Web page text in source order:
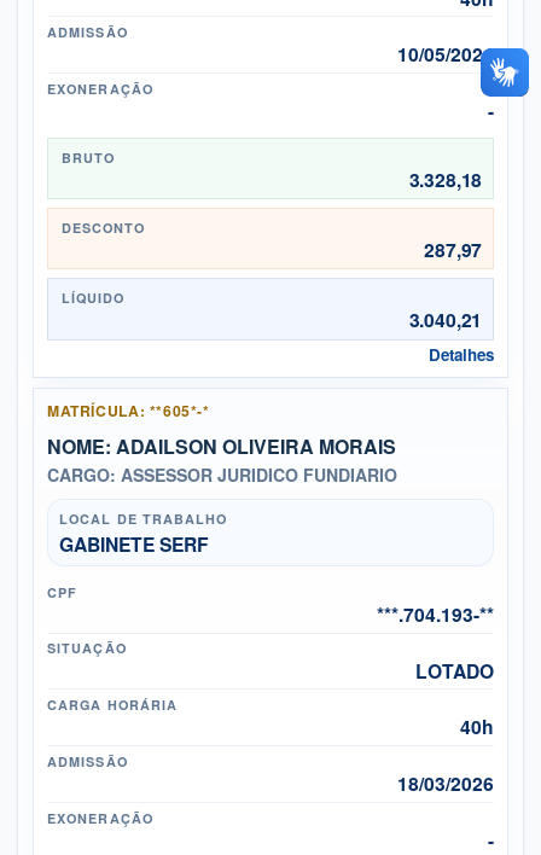
ADMISSÃO
10/05/2024
EXONERAÇÃO
-
BRUTO
3.328,18
DESCONTO
287,97
LÍQUIDO
3.040,21
Detalhes
MATRÍCULA: **605*-*
NOME: ADAILSON OLIVEIRA MORAIS
CARGO: ASSESSOR JURIDICO FUNDIARIO
LOCAL DE TRABALHO
GABINETE SERF
CPF
***.704.193-**
SITUAÇÃO
LOTADO
CARGA HORÁRIA
40h
ADMISSÃO
18/03/2026
EXONERAÇÃO
-